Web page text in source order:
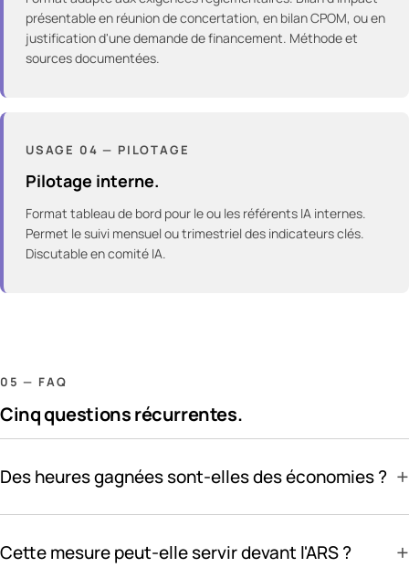
présentable en réunion de concertation, en bilan CPOM, ou en
justification d'une demande de financement. Méthode et
sources documentées.
USAGE 04 — PILOTAGE
Pilotage interne.
Format tableau de bord pour le ou les référents IA internes.
Permet le suivi mensuel ou trimestriel des indicateurs clés.
Discutable en comité IA.
05 — FAQ
Cinq questions récurrentes.
Des heures gagnées sont-elles des économies ? +
Cette mesure peut-elle servir devant l'ARS ? +